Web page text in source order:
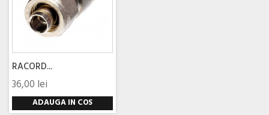
RACORD...
36,00 lei
ADAUGA IN COS